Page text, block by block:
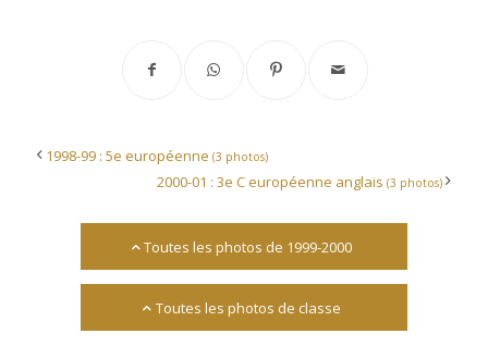
1998-99 : 5e européenne (3 photos)
2000-01 : 3e C européenne anglais(3 photos)
Toutes les photos de 1999-2000
Toutes les photos de classe